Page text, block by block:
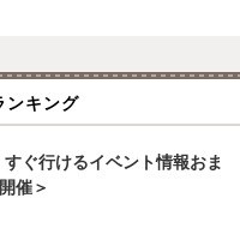
ンキング
すぐ行けるイベント情報おま
催＞